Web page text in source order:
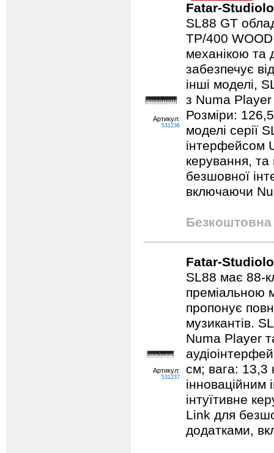
Артикул:
531236
Fatar-
SL88 GT
TP/400
механікою та
забезпечує
інші моделі,
з Numa Player
Розміри:
моделі серії
інтерфейсом
керування,
безшовної
включаючи
Безкоштовна
Артикул:
531237
Fatar-
SL88 має 88-
преміальною
пропонує
музикантів.
Numa Player
см; вага: 13,3
інтуїтивне
Link для
додатками,